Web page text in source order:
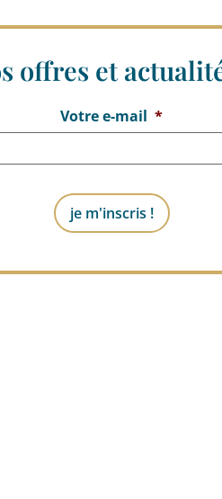
offres et
Votre e-mail *